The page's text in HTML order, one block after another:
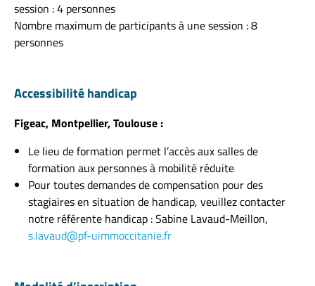
session : 4 personnes
Nombre maximum de participants à une session : 8
personnes
Accessibilité handicap
Figeac, Montpellier, Toulouse :
Le lieu de formation permet l’accès aux salles de
formation aux personnes à mobilité réduite
Pour toutes demandes de compensation pour des
stagiaires en situation de handicap, veuillez contacter
notre référente handicap : Sabine Lavaud-Meillon,
s.lavaud@pf-uimmoccitanie.fr